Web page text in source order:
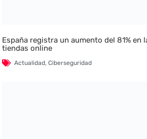
España registra un aumento del 81% en
tiendas online
Actualidad,Ciberseguridad